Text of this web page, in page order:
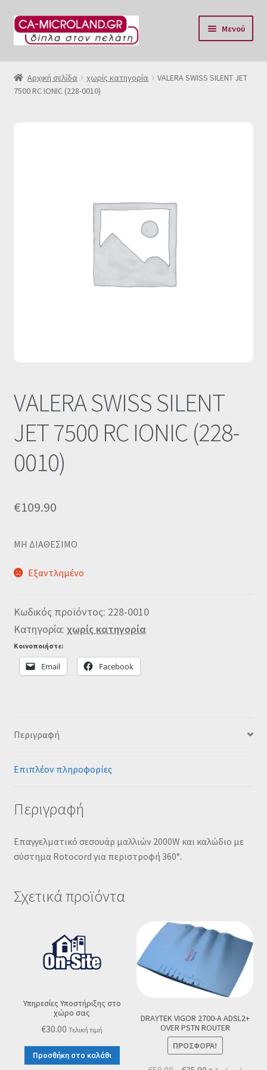
Απευθείας
μετάβαση
Μετάβαση
σε
Μενού
Αρχική
Η Eταιρία μας
Πολιτική επιστροφών
Αρχική σελίδα χωρίς κατηγορία
VALERA SWISS SILENT JET
7500 RC IONIC (228-0010)
VALERA SWISS SILENT
JET 7500 RC IONIC (228-
0010)
€109.90
MΗ ΔΙΑΘΕΣΙΜΟ
Εξαντλημένο
Κωδικός προϊόντος: 228-0010
Κατηγορία: χωρίς κατηγορία
Κοινοποιήστε:
Email Facebook
Περιγραφή
Επιπλέον πληροφορίες
Περιγραφή
Επαγγελματικό σεσουάρ μαλλιών 2000W και καλώδιο με
σύστημα Rotocord για περιστροφή 360°.
Σχετικά προϊόντα
Υπηρεσίες Υποστήριξης στο
χώρο σας
€30.00 Τελική τιμή
Προσθήκη στο καλάθι
DRAYTEK VIGOR 2700-A ADSL2+
OVER PSTN ROUTER
ΠΡΟΣΦΟΡΆ!